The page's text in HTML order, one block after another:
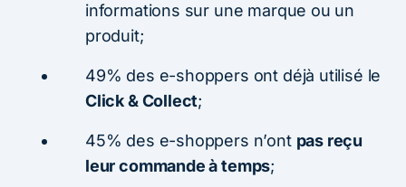
informations sur une marque ou un
produit;
49% des e-shoppers ont déjà utilisé le
Click & Collect;
45% des e-shoppers n’ont pas reçu
leur commande à temps;